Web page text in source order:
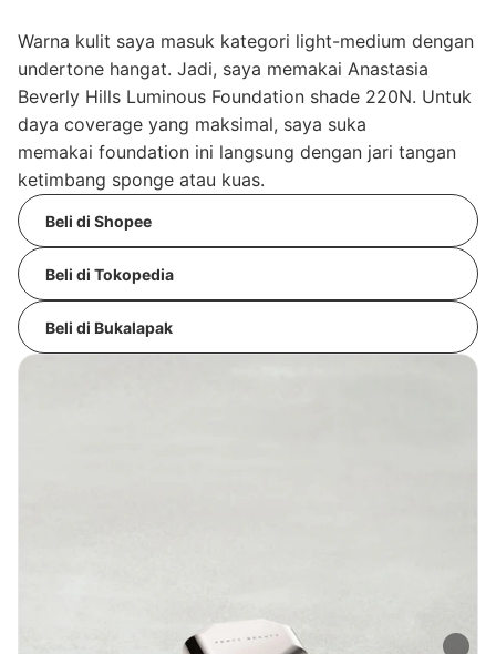
Warna kulit saya masuk kategori light-medium dengan
undertone hangat. Jadi, saya memakai Anastasia
Beverly Hills Luminous Foundation shade 220N. Untuk
daya coverage yang maksimal, saya suka
memakai foundation ini langsung dengan jari tangan
ketimbang sponge atau kuas.
Beli di Shopee
Beli di Tokopedia
Beli di Bukalapak